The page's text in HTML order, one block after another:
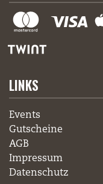
LINKS
Events
Gutscheine
AGB
Impressum
Datenschutz